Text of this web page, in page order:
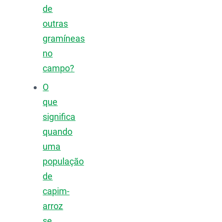
de
outras
gramíneas
no
campo?
O
que
significa
quando
uma
população
de
capim-
arroz